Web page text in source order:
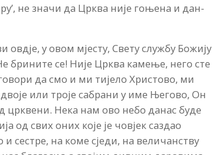
не значи да Црква није гоњена и дан-
у овом мјесту, Свету службу Божију
брините се! Није Црква камење, него сте
да смо и ми тијело Христово, ми
или троје сабрани у име Његово, Он
црквени. Нека нам ово небо данас буде
од свих оних које је човјек саздао
сестре, на коме сједи, на величанству